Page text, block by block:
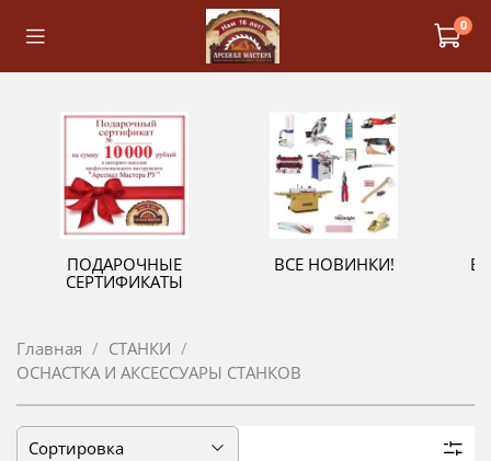
0
ПОДАРОЧНЫЕ
СЕРТИФИКАТЫ
ВСЕ НОВИНКИ!
Главная
СТАНКИ
ОСНАСТКА И АКСЕССУАРЫ СТАНКОВ